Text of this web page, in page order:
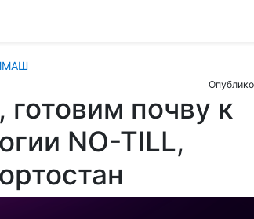
готовим почву к
NO-TILL,